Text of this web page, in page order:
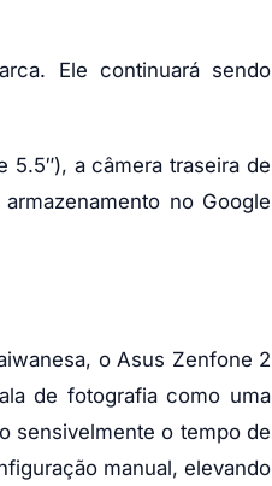
Ele continuará sendo
a câmera traseira de
no Google
o Asus Zenfone 2
de fotografia como uma
sensivelmente o tempo de
manual, elevando